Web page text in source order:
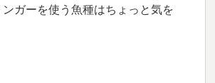
ガーを使う魚種はちょっと気を